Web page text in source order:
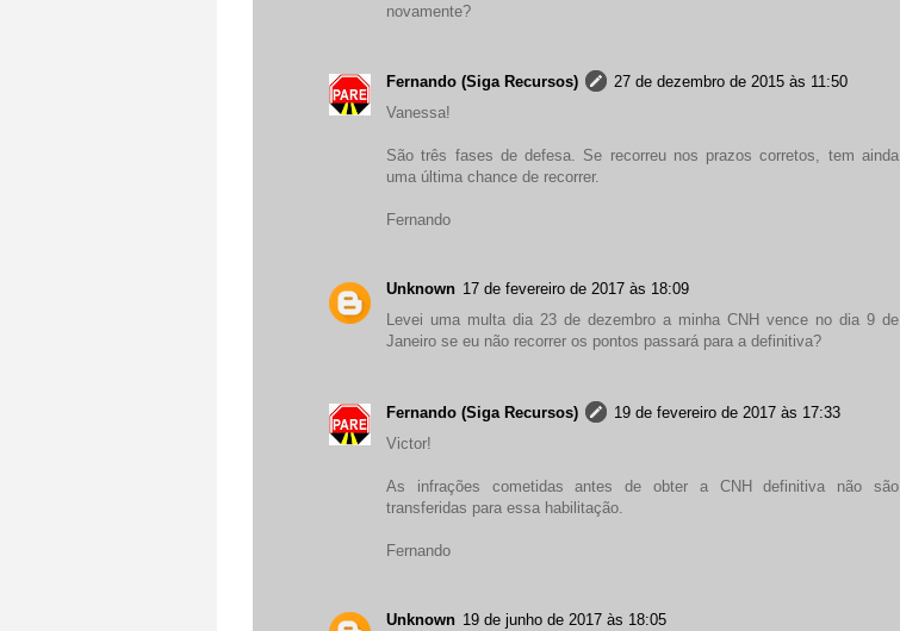
novamente?
Fernando (Siga Recursos)
27 de dezembro de 2015 às 11:50
Vanessa!
São três fases de defesa. Se recorreu nos prazos corretos, tem ainda
uma última chance de recorrer.
Fernando
Unknown 17 de fevereiro de 2017 às 18:09
Levei uma multa dia 23 de dezembro a minha CNH vence no dia 9 de
Janeiro se eu não recorrer os pontos passará para a definitiva?
Fernando (Siga Recursos)
19 de fevereiro de 2017 às 17:33
Victor!
As infrações cometidas antes de obter a CNH definitiva não são
transferidas para essa habilitação.
Fernando
Unknown 19 de junho de 2017 às 18:05